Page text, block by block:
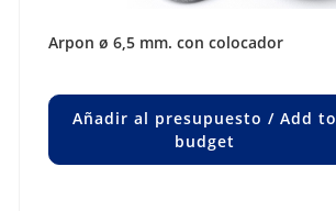
arpon ø 6,5 mm. con colocador
Añadir al presupuesto / Add to
budget